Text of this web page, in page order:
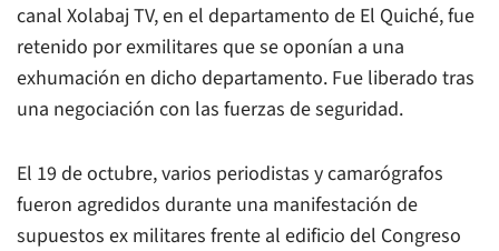
canal Xolabaj TV, en el departamento de El Quiché, fue
retenido por exmilitares que se oponían a una
exhumación en dicho departamento. Fue liberado tras
una negociación con las fuerzas de seguridad.
El 19 de octubre, varios periodistas y camarógrafos
fueron agredidos durante una manifestación de
supuestos ex militares frente al edificio del Congreso